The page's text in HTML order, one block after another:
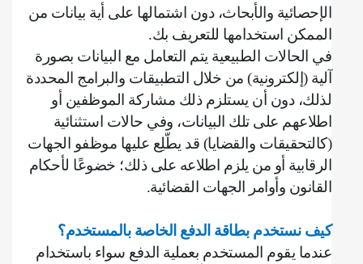
الإحصائية والأبحاث، دون اشتمالها على أية بيانات من
الممكن استخدامها للتعريف بك.
في الحالات الطبيعية يتم التعامل مع البيانات بصورة
آلية (إلكترونية) من خلال التطبيقات والبرامج المحددة
لذلك، دون أن يستلزم ذلك مشاركة الموظفين أو
اطلاعهم على تلك البيانات، وفي حالات استثنائية
(كالتحقيقات والقضايا) قد يطّلِع عليها موظفو الجهات
الرقابية أو من يلزم اطلاعه على ذلك؛ خضوعًا لأحكام
القانون وأوامر الجهات القضائية.
كيف نستخدم بطاقة الدفع الخاصة بالمستخدم؟
عندما يقوم المستخدم بعملية الدفع سواء باستخدام